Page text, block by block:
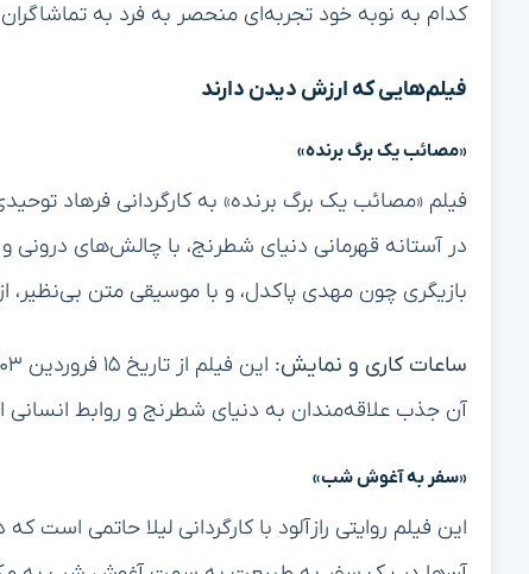
کدام به نوبه خود تجربه‌ای منحصر به فرد به
فیلم‌هایی که ارزش دیدن دارند
«مصائب یک برگ برنده»
فیلم «مصائب یک برگ برنده» به کارگردانی فرهاد
در آستانه قهرمانی دنیای شطرنج، با چالش‌های درونی
بازیگری چون مهدی پاکدل، و با موسیقی متن بی‌نظیر، از بهترین
ساعات کاری و نمایش:
آن جذب علاقه‌مندان به دنیای شطرنج و روابط
«سفر به آغوش شب»
این فیلم روایتی رازآلود با کارگردانی لیلا حاتمی